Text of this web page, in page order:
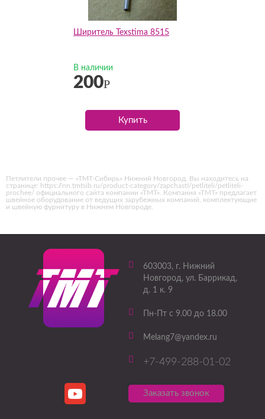
Ширитель Texstima 8515
В наличии
200Р
Купить
Петлители прочее — «ТМТ-Сибирь» Нижний Новгород. Вы находитесь на
странице: https://nn.tmtsib.ru/product-category/zapchasti/petliteli/petliteli-
prochee/ официального сайта компании «ТМТ». Компания «ТМТ» предлагает
швейное оборудование от ведущих зарубежных компаний, комплектующие
и швейную фурнитуру в Нижнем Новгороде.
603003, г. Нижний
Новгород, ул. Баррикад,
д. 1 к. 9
Пн-Пт с 9.00 до 18.00
Melang7@yandex.ru
+7-499-288-01-02
Заказать звонок